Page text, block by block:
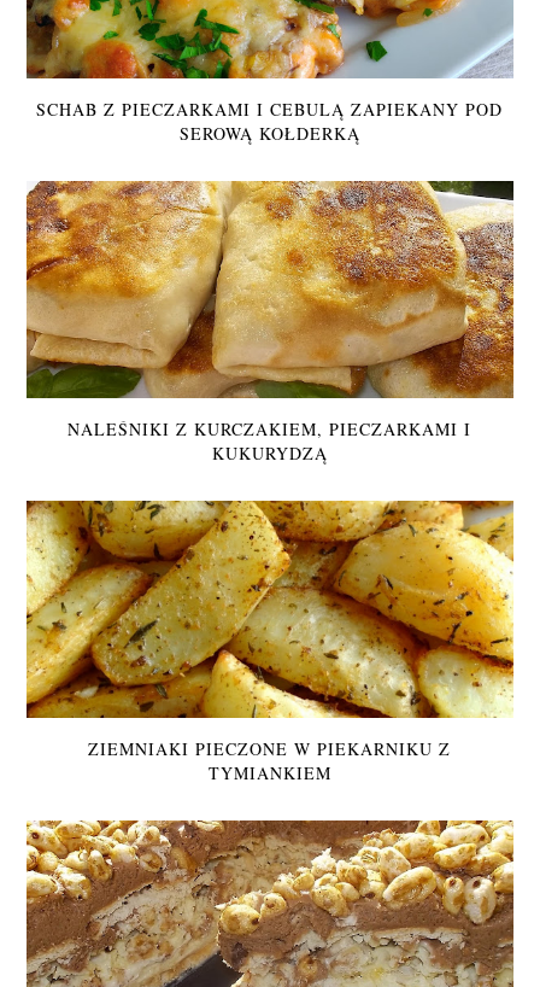
SCHAB Z PIECZARKAMI I CEBULĄ ZAPIEKANY POD
SEROWĄ KOŁDERKĄ
NALEŚNIKI Z KURCZAKIEM, PIECZARKAMI I
KUKURYDZĄ
ZIEMNIAKI PIECZONE W PIEKARNIKU Z
TYMIANKIEM